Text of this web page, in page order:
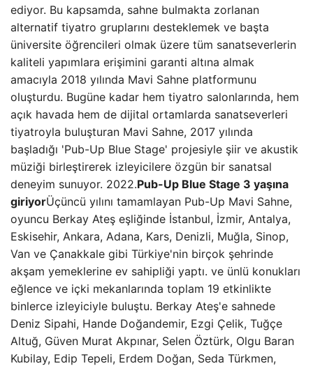
ediyor. Bu kapsamda, sahne bulmakta zorlanan
alternatif tiyatro gruplarını desteklemek ve başta
üniversite öğrencileri olmak üzere tüm sanatseverlerin
kaliteli yapımlara erişimini garanti altına almak
amacıyla 2018 yılında Mavi Sahne platformunu
oluşturdu. Bugüne kadar hem tiyatro salonlarında, hem
açık havada hem de dijital ortamlarda sanatseverleri
tiyatroyla buluşturan Mavi Sahne, 2017 yılında
başladığı 'Pub-Up Blue Stage' projesiyle şiir ve akustik
müziği birleştirerek izleyicilere özgün bir sanatsal
deneyim sunuyor. 2022.Pub-Up Blue Stage 3 yaşına
giriyorÜçüncü yılını tamamlayan Pub-Up Mavi Sahne,
oyuncu Berkay Ateş eşliğinde İstanbul, İzmir, Antalya,
Eskisehir, Ankara, Adana, Kars, Denizli, Muğla, Sinop,
Van ve Çanakkale gibi Türkiye'nin birçok şehrinde
akşam yemeklerine ev sahipliği yaptı. ve ünlü konukları
eğlence ve içki mekanlarında toplam 19 etkinlikte
binlerce izleyiciyle buluştu. Berkay Ateş'e sahnede
Deniz Sipahi, Hande Doğandemir, Ezgi Çelik, Tuğçe
Altuğ, Güven Murat Akpınar, Selen Öztürk, Olgu Baran
Kubilay, Edip Tepeli, Erdem Doğan, Seda Türkmen,